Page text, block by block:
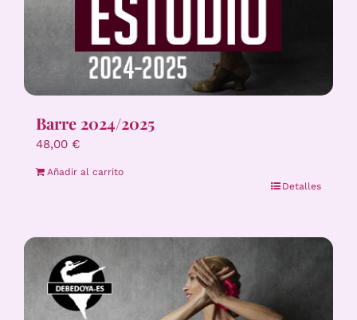
Barre 2024/2025
48,00 €
Añadir al carrito
Detalles